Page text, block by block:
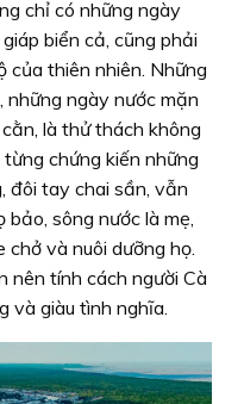
chỉ có những ngày
biển cả, cũng phải
của thiên nhiên. Những
những ngày nước mặn
là thử thách không
chứng kiến những
đôi tay chai sần, vẫn
bảo, sông nước là mẹ,
chở và nuôi dưỡng họ.
nên tính cách người Cà
và giàu tình nghĩa.